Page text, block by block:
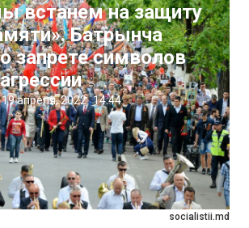
socialistii.md
встанем на защиту
Батрынча
запрете символов
19 апреля, 2022 14:44